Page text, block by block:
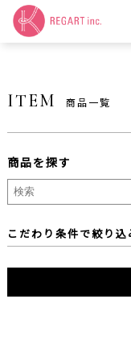
ITEM 商品一覧
商品を探す
全てのブランド